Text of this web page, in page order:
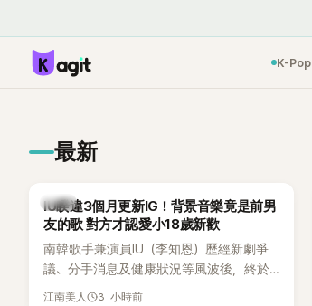
K-Pop
最新
韓星
IU睽違3個月更新IG！背景音樂竟是前男
友的歌 對方才認愛小18歲新歡
南韓歌手兼演員IU（李知恩）歷經新劇爭
議、分手消息及健康狀況等風波後，終於
睽違3個月更新社群平台，一口氣曬出20
江南美人 3 小時前